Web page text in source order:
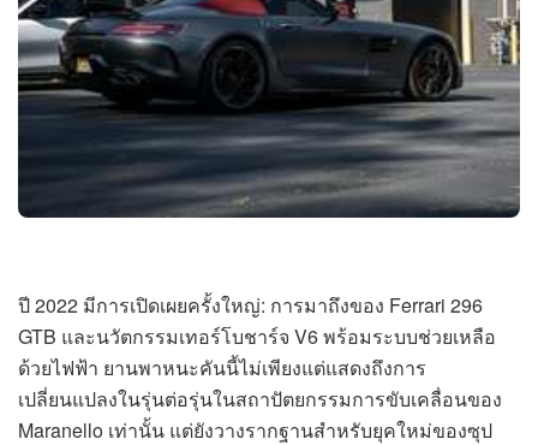
ปี 2022 มีการเปิดเผยครั้งใหญ่: การมาถึงของ Ferrari 296
GTB และนวัตกรรมเทอร์โบชาร์จ V6 พร้อมระบบช่วยเหลือ
ด้วยไฟฟ้า ยานพาหนะคันนี้ไม่เพียงแต่แสดงถึงการ
เปลี่ยนแปลงในรุ่นต่อรุ่นในสถาปัตยกรรมการขับเคลื่อนของ
Maranello เท่านั้น แต่ยังวางรากฐานสำหรับยุคใหม่ของซุป